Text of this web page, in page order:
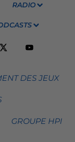
RADIO
DES JEUX
GROUPE HPI